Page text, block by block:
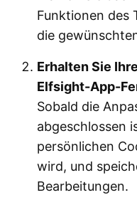
Funktionen des
die
Erhalten Sie
Elfsight-App-
Sobald die
abgeschlossen
persönlichen
wird, und
Bearbeitungen.